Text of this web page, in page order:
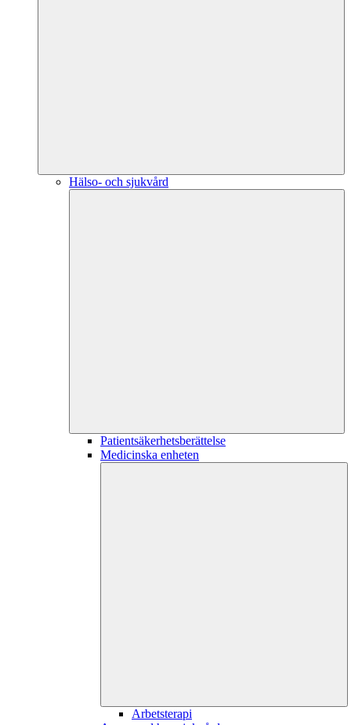
Hälso- och sjukvård
Patientsäkerhetsberättelse
Medicinska enheten
Arbetsterapi